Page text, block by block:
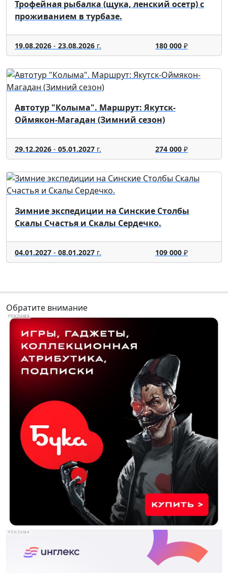
Трофейная рыбалка (щука, ленский осетр) с
проживанием в турбазе.
19.08.2026 - 23.08.2026 г. 180 000₽
Автотур "Колыма". Маршрут: Якутск-
Оймякон-Магадан (Зимний сезон)
29.12.2026 - 05.01.2027 г. 274 000₽
Зимние экспедиции на Синские Столбы
Скалы Счастья и Скалы Сердечко.
04.01.2027 - 08.01.2027 г. 109 000₽
Обратите внимание